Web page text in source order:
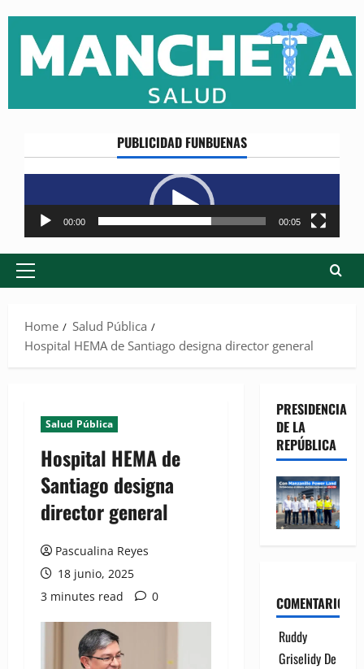
content
PUBLICIDAD FUNBUENAS
Reproductor
de
vídeo
00:00 00:05
Primary
Home
Salud Pública
Hospital HEMA de Santiago designa director general
Salud Pública
Hospital HEMA de
Santiago designa
director general
Pascualina Reyes
18 junio, 2025
3 minutes read
0
PRESIDENCIA
DE LA
REPÚBLICA
COMENTARIOS
Ruddy
Griselidy De